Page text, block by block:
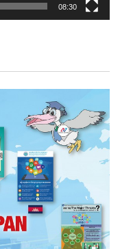
08:30